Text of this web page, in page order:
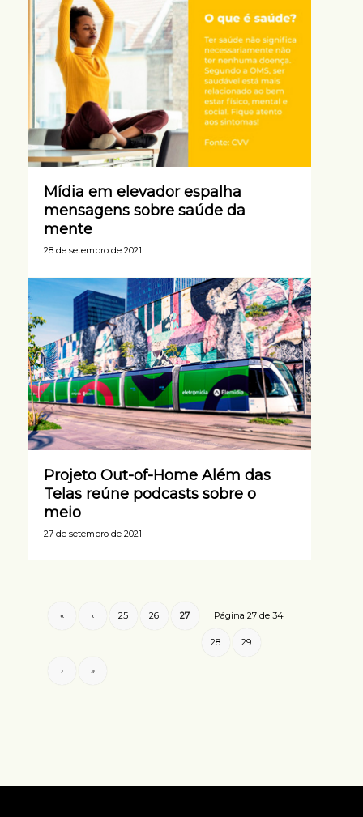
Mídia em elevador espalha
mensagens sobre saúde da
mente
28 de setembro de 2021
Projeto Out-of-Home Além das
Telas reúne podcasts sobre o
meio
27 de setembro de 2021
Página 27 de 34
« ‹ 25 26 27
28 29
› »